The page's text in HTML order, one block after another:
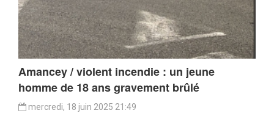
Amancey / violent incendie : un jeune
homme de 18 ans gravement brûlé
mercredi, 18 juin 2025 21:49